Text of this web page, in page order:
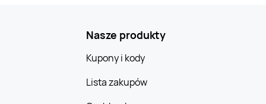
Nasze produkty
Kupony i kody
Lista zakupów